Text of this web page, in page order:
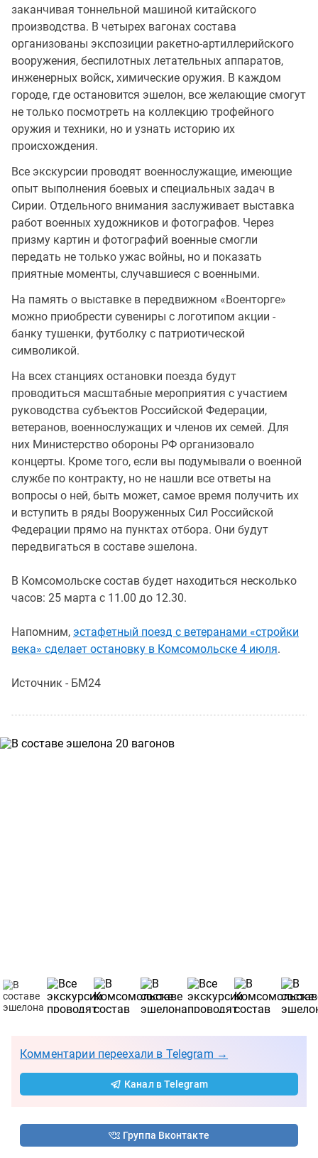
заканчивая тоннельной машиной китайского
производства. В четырех вагонах состава
организованы экспозиции ракетно-артиллерийского
вооружения, беспилотных летательных аппаратов,
инженерных войск, химические оружия. В каждом
городе, где остановится эшелон, все желающие смогут
не только посмотреть на коллекцию трофейного
оружия и техники, но и узнать историю их
происхождения.
Все экскурсии проводят военнослужащие, имеющие
опыт выполнения боевых и специальных задач в
Сирии. Отдельного внимания заслуживает выставка
работ военных художников и фотографов. Через
призму картин и фотографий военные смогли
передать не только ужас войны, но и показать
приятные моменты, случавшиеся с военными.
На память о выставке в передвижном «Военторге»
можно приобрести сувениры с логотипом акции -
банку тушенки, футболку с патриотической
символикой.
На всех станциях остановки поезда будут
проводиться масштабные мероприятия с участием
руководства субъектов Российской Федерации,
ветеранов, военнослужащих и членов их семей. Для
них Министерство обороны РФ организовало
концерты. Кроме того, если вы подумывали о военной
службе по контракту, но не нашли все ответы на
вопросы о ней, быть может, самое время получить их
и вступить в ряды Вооруженных Сил Российской
Федерации прямо на пунктах отбора. Они будут
передвигаться в составе эшелона.
В Комсомольске состав будет находиться несколько
часов: 25 марта с 11.00 до 12.30.
Напомним, эстафетный поезд с ветеранами «стройки
века» сделает остановку в Комсомольске 4 июля.
Источник - БМ24
Комментарии переехали в Telegram →
Канал в Telegram
Группа Вконтакте